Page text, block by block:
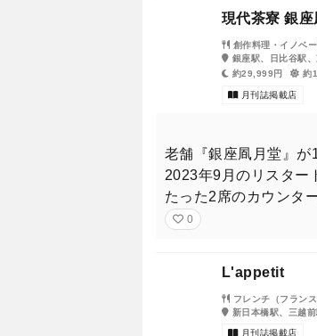
現代茶寮 銀座
創作料理・イノベ
銀座駅、日比谷駅
約29,999円
約
月刊誌掲載店
老舗『銀座凮月堂』が
2023年9月のリスター
たった2席のカウンタ
0
L'appetit
フレンチ（フラン
新日本橋駅、三越
月刊誌掲載店